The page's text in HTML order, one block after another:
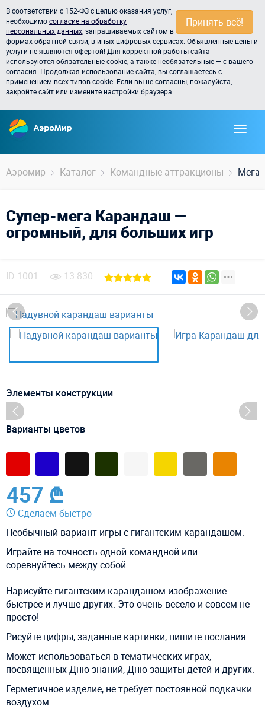
Принять всё!
В соответствии с 152-ФЗ с целью оказания услуг,
необходимосогласие на обработку
персональных данных , запрашиваемых сайтом в
формах обратной связи, в иных цифровых сервисах. Объявленные цены и
услуги не являются офертой! Для корректной работы сайта
используются обязательные cookie, а также необязательные — с вашего
согласия. Продолжая использование сайта, вы соглашаетесь с
применением всех типов cookie. Если вы не согласны, пожалуйста,
закройте сайт или измените настройки браузера.
Аэромир Каталог Командные аттракционы
Супер-мега Карандаш —
огромный, для больших игр
ID 1001 13 830
Элементы конструкции
Варианты цветов
457 ₾
Сделаем быстро
Необычный вариант игры с гигантским карандашом.
Играйте на точность одной командной или
соревнуйтесь между собой.
Нарисуйте гигантским карандашом изображение
быстрее и лучше других. Это очень весело и совсем не
просто!
Рисуйте цифры, заданные картинки, пишите послания...
Может использоваться в тематических играх,
посвященных Дню знаний, Дню защиты детей и других.
Герметичное изделие, не требует постоянной подкачки
воздухом.